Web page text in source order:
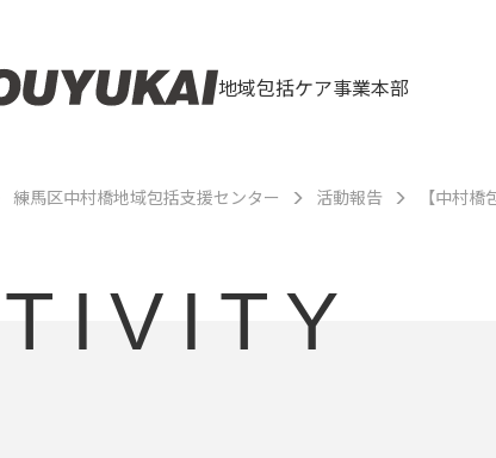
地域包括ケア事業本部
練馬区中村橋地域包括支援センター 活動報告 【中村